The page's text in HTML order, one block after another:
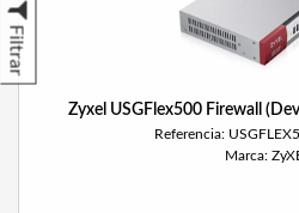
Filtrar
Zyxel USGFlex500 Firewall
Referencia:
Marca: